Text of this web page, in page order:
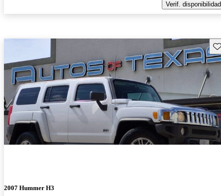
Verif. disponibilidad
2007 Hummer H3